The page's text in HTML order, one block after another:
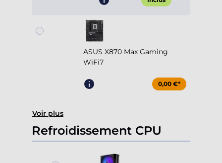
ASUS X870 Max Gaming
WiFi7
0,00 €*
Voir plus
Refroidissement CPU